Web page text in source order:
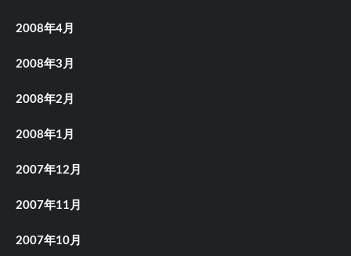
2008年4月
2008年3月
2008年2月
2008年1月
2007年12月
2007年11月
2007年10月